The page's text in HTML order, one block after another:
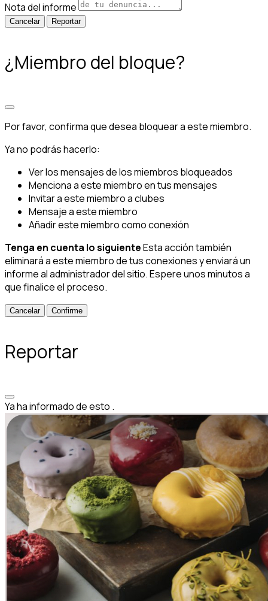
Nota del informe
Reportar
¿Miembro del bloque?
Por favor, confirma que desea bloquear a este miembro.
Ya no podrás hacerlo:
Ver los mensajes de los miembros bloqueados
Menciona a este miembro en tus mensajes
Invitar a este miembro a clubes
Mensaje a este miembro
Añadir este miembro como conexión
Tenga en cuenta lo siguienteEsta acción también
eliminará a este miembro de tus conexiones y enviará un
informe al administrador del sitio. Espere unos minutos a
que finalice el proceso.
Confirme
Reportar
Ya ha informado de esto .